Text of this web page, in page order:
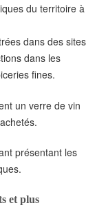
du territoire à
dans des sites
dans les
fines.
un verre de vin
présentant les
et plus